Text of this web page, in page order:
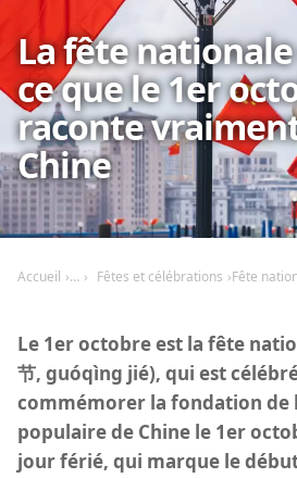
La fête
ce que le 1er
raconte
Chine
Accueil Fêtes et célébrations Fête
Le 1er octobre est la fête
节, guóqìng jié), qui est
commémorer la fondation de
populaire de Chine le 1er
jour férié, qui marque le